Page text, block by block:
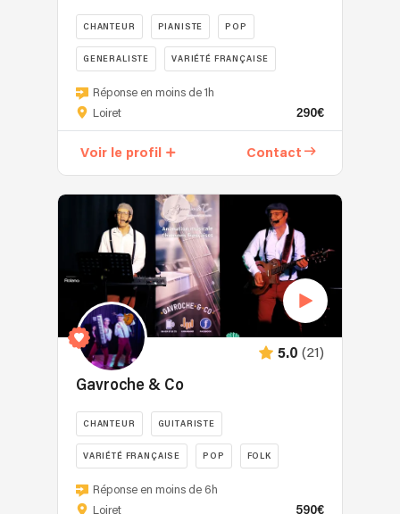
CHANTEUR PIANISTE POP
GENERALISTE VARIÉTÉ FRANÇAISE
Mehiel
est
chanteuse
française
propose
prestations
adaptées
aux
événements
et
professionnels.
Forte
plus
Réponse en moins de 1h
Loiret
290€
Voir le profil Contact
5.0 (21)
Gavroche & Co
CHANTEUR GUITARISTE
VARIÉTÉ FRANÇAISE POP FOLK
Gavroche
&
Réponse en moins de 6h
Loiret
590€